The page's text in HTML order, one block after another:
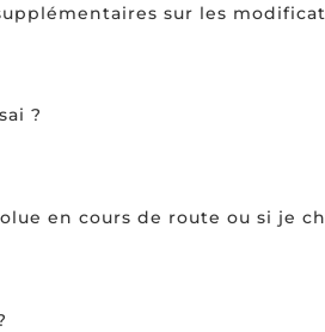
sur les
?
en cours de route ou si je